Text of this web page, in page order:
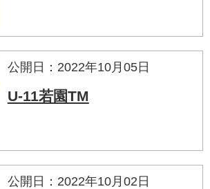
公開日：2022年10月05日
U-11若園TM
公開日：2022年10月02日